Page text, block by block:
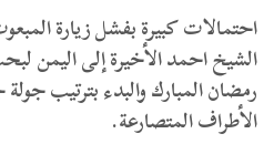
احتمالات كبيرة بفشل زيارة
الشيخ احمد الأخيرة إلى اليمن
رمضان المبارك والبدء بترتيب
الأطراف المتصارعة.